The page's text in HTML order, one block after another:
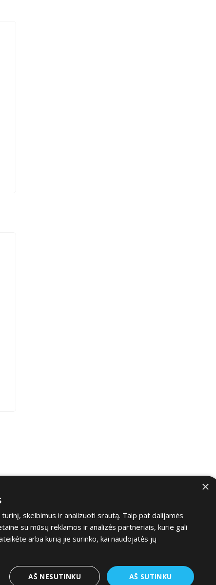
×
skelbimus ir analizuoti srautą. Taip pat dalijamės
su mūsų reklamos ir analizės partneriais, kurie gali
arba kurią jie surinko, kai naudojatės jų
AŠ SUTINKU
AŠ NESUTINKU